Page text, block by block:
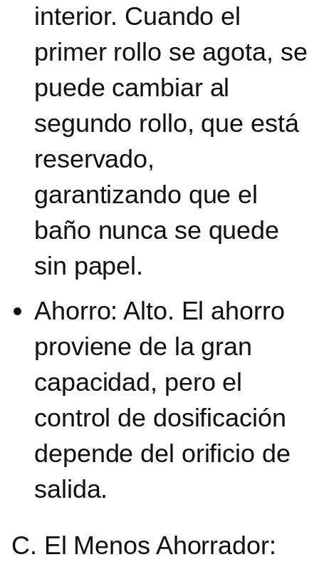
interior. Cuando el
primer rollo se agota, se
puede cambiar al
segundo rollo, que está
reservado,
garantizando que el
baño nunca se quede
sin papel.
Ahorro: Alto. El ahorro
proviene de la gran
capacidad, pero el
control de dosificación
depende del orificio de
salida.
C. El Menos Ahorrador: